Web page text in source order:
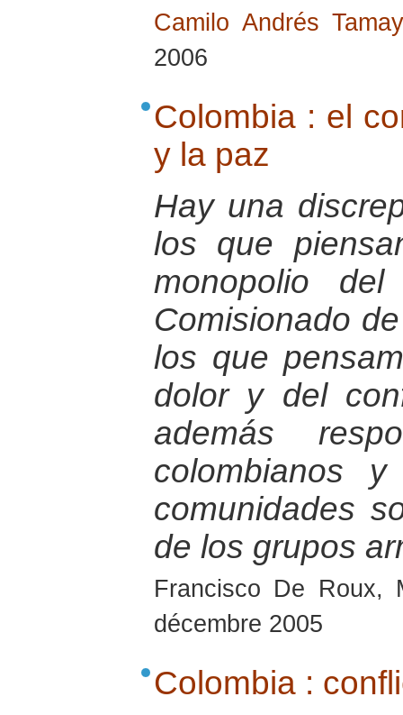
Camilo Andrés
2006
Colombia : el
y la paz
Hay una
los que
monopolio
Comisionado
los que
dolor y del
además
colombianos
comunidades
de los grupos
Francisco De Roux,
décembre 2005
Colombia :